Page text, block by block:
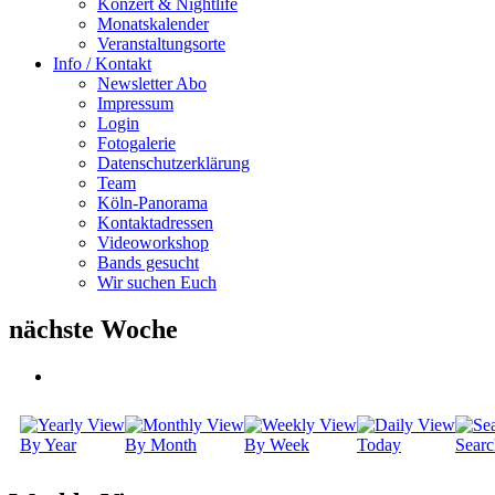
Konzert & Nightlife
Monatskalender
Veranstaltungsorte
Info / Kontakt
Newsletter Abo
Impressum
Login
Fotogalerie
Datenschutzerklärung
Team
Köln-Panorama
Kontaktadressen
Videoworkshop
Bands gesucht
Wir suchen Euch
nächste Woche
By Year By Month By Week Today